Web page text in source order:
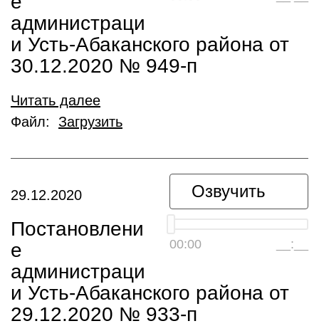
администраци
и Усть-Абаканского района от
30.12.2020 № 949-п
Читать далее
Файл: Загрузить
Озвучить
00:00 __:__
29.12.2020
Постановлени
е
администраци
и Усть-Абаканского района от
29.12.2020 № 933-п